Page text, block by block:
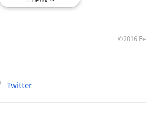
わって下さった方々・読者の皆様に心か
©2016 Fe
Twitter